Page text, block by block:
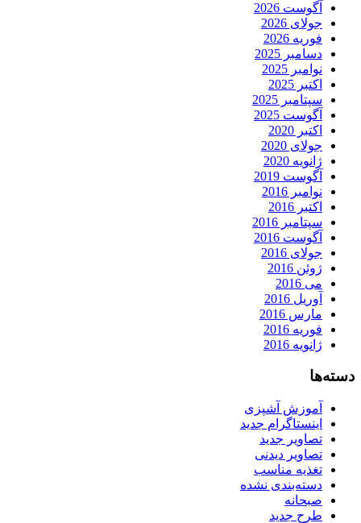
آگوست 2026
جولای 2026
فوریه 2026
دسامبر 2025
نوامبر 2025
اکتبر 2025
سپتامبر 2025
آگوست 2025
اکتبر 2020
جولای 2020
ژانویه 2020
آگوست 2019
نوامبر 2016
اکتبر 2016
سپتامبر 2016
آگوست 2016
جولای 2016
ژوئن 2016
می 2016
آوریل 2016
مارس 2016
فوریه 2016
ژانویه 2016
دسته‌ها
آموزش آشپزی
اینستاگرام جدید
تصاویر جدید
تصاویر دیدنی
تغذیه مناسب
دسته‌بندی نشده
صبحانه
طرح جدید